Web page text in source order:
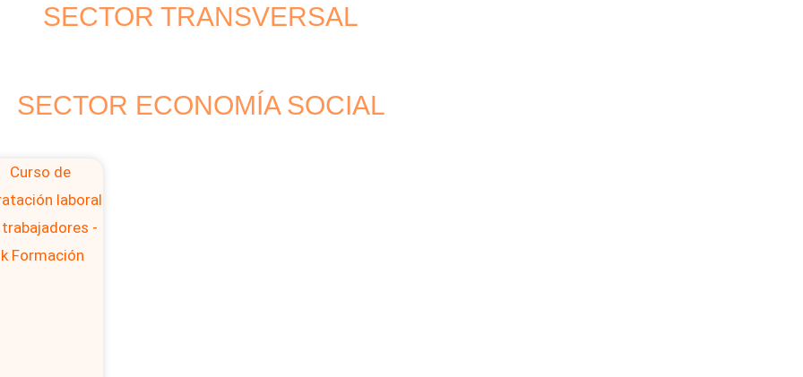
SECTOR TRANSVERSAL
SECTOR ECONOMÍA SOCIAL